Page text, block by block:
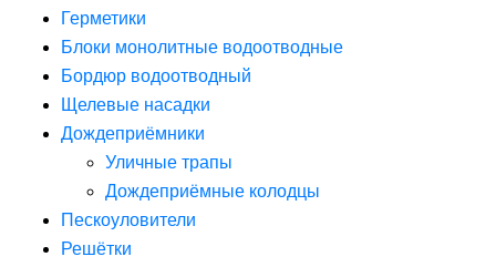
Герметики
Блоки монолитные водоотводные
Бордюр водоотводный
Щелевые насадки
Дождеприёмники
Уличные трапы
Дождеприёмные колодцы
Пескоуловители
Решётки